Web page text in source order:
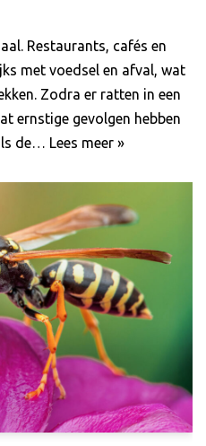
Restaurants, cafés en
met voedsel en afval, wat
Zodra er ratten in een
ernstige gevolgen hebben
de… Lees meer »